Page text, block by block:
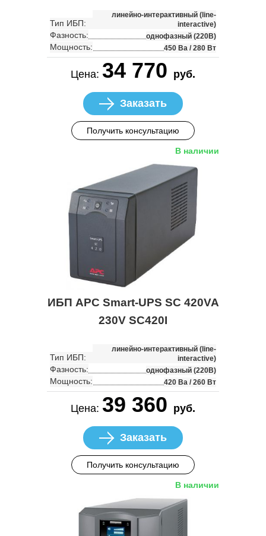
Тип ИБП:
линейно-интерактивный (line-
interactive)
Фазность: однофазный (220В)
Мощность: 450 Ва / 280 Вт
Цена: 34 770 руб.
Заказать
Получить консультацию
В наличии
ИБП APC Smart-UPS SC 420VA
230V SC420I
Тип ИБП:
линейно-интерактивный (line-
interactive)
Фазность: однофазный (220В)
Мощность: 420 Ва / 260 Вт
Цена: 39 360 руб.
Заказать
Получить консультацию
В наличии